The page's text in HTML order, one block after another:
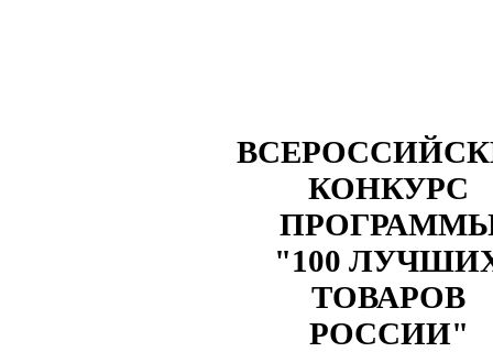
КОНКУРС
"100
ТОВАРОВ
РОССИИ"